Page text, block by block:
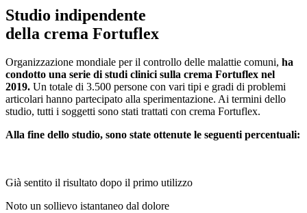
Studio indipendente
della crema Fortuflex
Organizzazione mondiale per il controllo delle malattie comuni, ha
condotto una serie di studi clinici sulla crema Fortuflex nel
2019. Un totale di 3.500 persone con vari tipi e gradi di problemi
articolari hanno partecipato alla sperimentazione. Ai termini dello
studio, tutti i soggetti sono stati trattati con crema Fortuflex.
Alla fine dello studio, sono state ottenute le seguenti percentuali:
Già sentito il risultato dopo il primo utilizzo
Noto un sollievo istantaneo dal dolore